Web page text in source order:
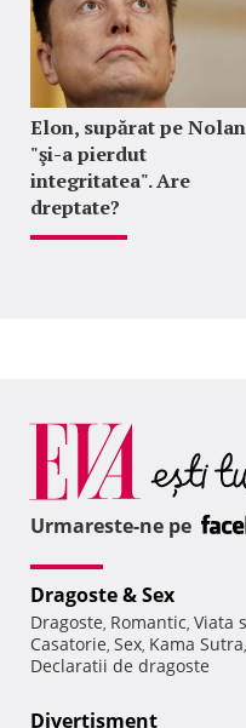
Elon, supărat pe
"şi-a pierdut
integritatea". Are
dreptate?
Urmareste-ne pe
Dragoste & Sex
Dragoste, Romantic, Viata
Casatorie, Sex, Kama Sutra,
Declaratii de dragoste
Divertisment